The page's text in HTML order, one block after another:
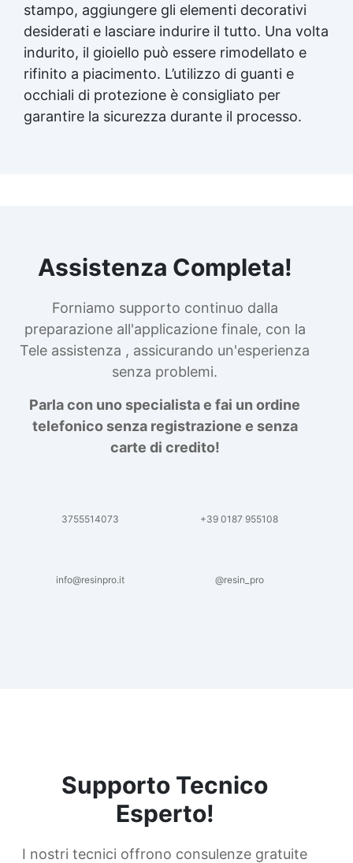
stampo, aggiungere gli elementi decorativi
desiderati e lasciare indurire il tutto. Una volta
indurito, il gioiello può essere rimodellato e
rifinito a piacimento. L’utilizzo di guanti e
occhiali di protezione è consigliato per
garantire la sicurezza durante il processo.
Assistenza Completa!
Forniamo supporto continuo dalla
preparazione all'applicazione finale, con la
Tele assistenza , assicurando un'esperienza
senza problemi.
Parla con uno specialista e fai un ordine
telefonico senza registrazione e senza
carte di credito!
3755514073 +39 0187 955108
info@resinpro.it @resin_pro
Supporto Tecnico
Esperto!
I nostri tecnici offrono consulenze gratuite